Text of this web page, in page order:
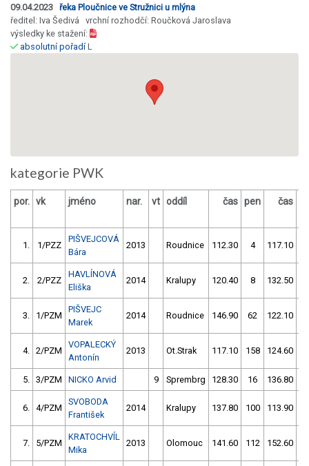
09.04.2023 řeka Ploučnice ve Stružnici u mlýna
ředitel: Iva Šedivá vrchní rozhodčí: Roučková Jaroslava
výsledky ke stažení:
absolutní pořadíL
kategorie PWK
por. vk jméno nar. vt oddíl čas pen čas
1. 1/PZZ
PIŠVEJCOVÁ
Bára
2013 Roudnice 112.30 4 117.10
2. 2/PZZ
HAVLÍNOVÁ
Eliška
2014 Kralupy 120.40 8 132.50
3. 1/PZM
PIŠVEJC
Marek
2014 Roudnice 146.90 62 122.10
4. 2/PZM
VOPALECKÝ
Antonín
2013 Ot.Strak 117.10 158 124.60
5. 3/PZM NICKO Arvid 9 Sprembrg 128.30 16 136.80
6. 4/PZM
SVOBODA
František
2014 Kralupy 137.80 100 113.90
7. 5/PZM
KRATOCHVÍL
Mika
2013 Olomouc 141.60 112 152.60